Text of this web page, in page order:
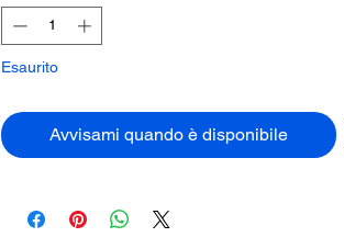
Esaurito
Avvisami quando è disponibile